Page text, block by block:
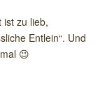
ist zu lieb,
Entlein“. Und
😉